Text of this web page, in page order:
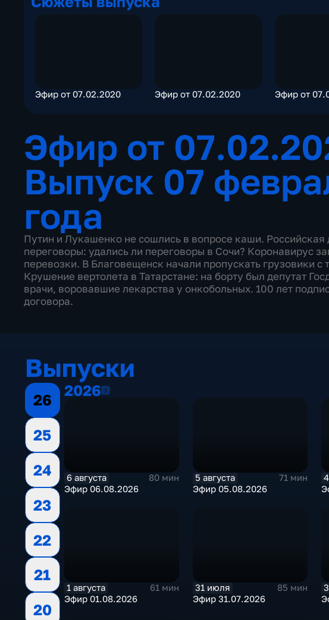
Эфир от 07.02.2020 Эфир от 07.02.2020 Эфир от
Эфир от
Выпуск 07
года
Путин и Лукашенко не сошлись в вопросе каши. Российская
переговоры: удались ли переговоры в Сочи? Коронавирус
перевозки. В Благовещенск начали пропускать грузовики с
Крушение вертолета в Татарстане: на борту был депутат
врачи, воровавшие лекарства у онкобольных. 100 лет
договора.
Выпуски
26
25
24
23
22
21
20
20262026
6 августа
80 мин
Эфир 06.08.2026
5 августа
71 мин
Эфир 05.08.2026
1 августа
61 мин
Эфир 01.08.2026
31 июля
85 мин
Эфир 31.07.2026